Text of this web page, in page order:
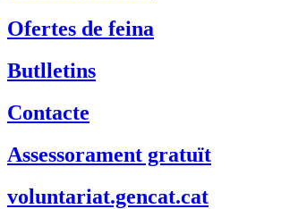
Ofertes de feina
Butlletins
Contacte
Assessorament gratuït
voluntariat.gencat.cat